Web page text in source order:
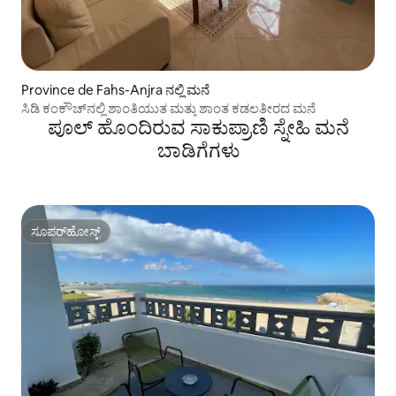
Province de Fahs-Anjra ನಲ್ಲಿ ಮನೆ
ಸಿಡಿ ಕಂಕೌಚ್‌ನಲ್ಲಿ ಶಾಂತಿಯುತ ಮತ್ತು ಶಾಂತ ಕಡಲತೀರದ ಮನೆ
ಪೂಲ್ ಹೊಂದಿರುವ ಸಾಕುಪ್ರಾಣಿ ಸ್ನೇಹಿ ಮನೆ
ಬಾಡಿಗೆಗಳು
ಸೂಪರ್‌ಹೋಸ್ಟ್
ಸೂಪರ್‌ಹೋಸ್ಟ್